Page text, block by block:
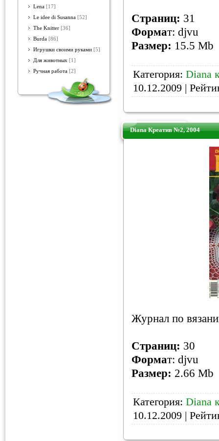
Lena [17]
Le idee di Susanna [52]
The Knitter [36]
Burda [86]
Игрушки своими руками [5]
Для животных [1]
Ручная работа [2]
Страниц: 31
Формат: djvu
Размер: 15.5 Mb
Категория: Diana
10.12.2009 |
Diana Креатив №2, 2004
Журнал по
Страниц: 30
Формат: djvu
Размер: 2.66 Mb
Категория: Diana
10.12.2009 |